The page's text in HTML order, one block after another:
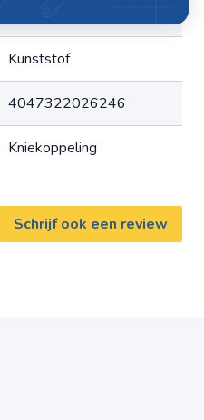
Kunststof
4047322026246
Kniekoppeling
Schrijf ook een review